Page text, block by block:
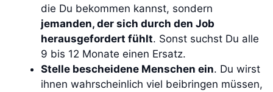
die Du bekommen kannst, sondern
jemanden, der sich durch den Job
herausgefordert fühlt. Sonst suchst Du alle
9 bis 12 Monate einen Ersatz.
Stelle bescheidene Menschen ein. Du wirst
ihnen wahrscheinlich viel beibringen müssen,